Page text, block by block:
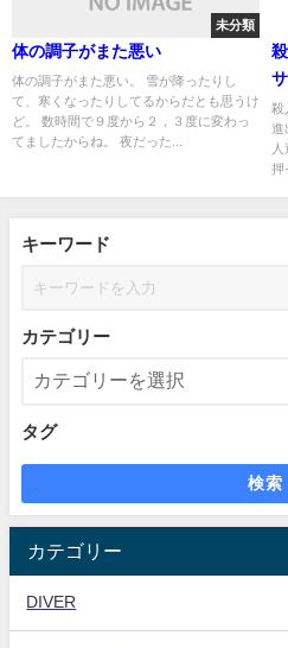
未分類
体の調子がまた悪い
体の調子がまた悪い。 雪が降ったりし
て、寒くなったりしてるからだとも思うけ
ど。 数時間で９度から２，３度に変わっ
てましたからね。 夜だった...
進
押
キーワード
カテゴリー
タグ
検索
カテゴリー
DIVER